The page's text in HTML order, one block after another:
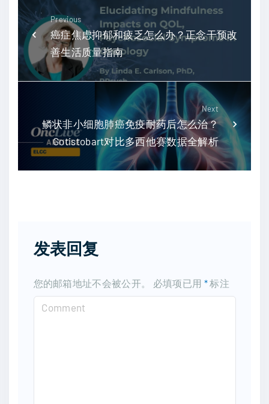
Previous
癌症焦虑抑郁和疲乏怎么办？正念干预改
善生活质量指南
Next
鳞状非小细胞肺癌免疫耐药后怎么治？
Gotistobart对比多西他赛数据全解析
发表回复
您的邮箱地址不会被公开。 必填项已用 *标注